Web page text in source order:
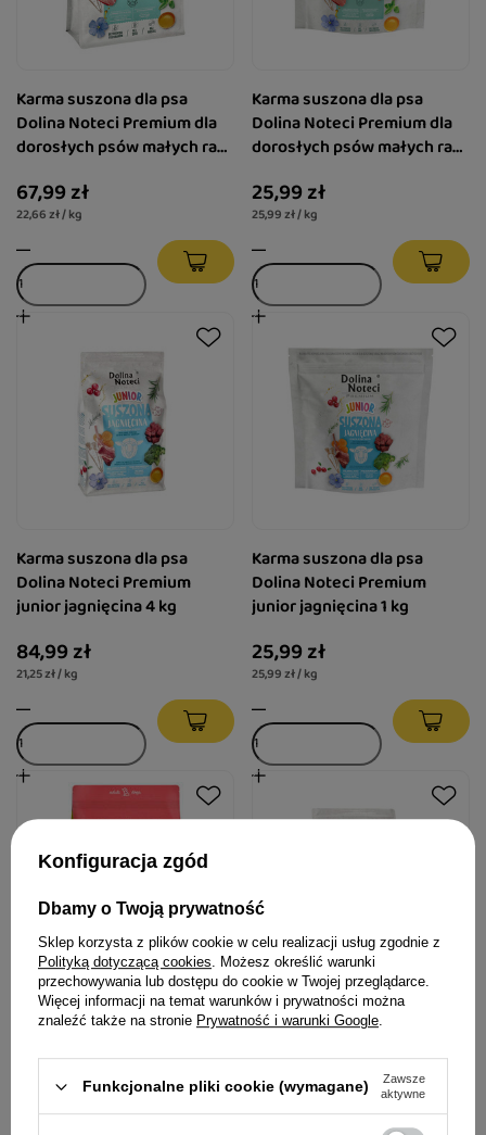
Karma suszona dla psa
Dolina Noteci Premium dla
dorosłych psów małych ras
67,99 zł
22,66 zł / kg
Karma suszona dla psa
Dolina Noteci Premium dla
dorosłych psów małych ras
25,99 zł
25,99 zł / kg
Karma suszona dla psa
Dolina Noteci Premium
junior jagnięcina 4 kg
84,99 zł
21,25 zł / kg
Karma suszona dla psa
Dolina Noteci Premium
junior jagnięcina 1 kg
25,99 zł
25,99 zł / kg
Dolina Noteci Superfood
suszona dla psa 5 kg
149,00 zł
Karma suszona dla psa
junior królik 4 kg
84,99 zł
Konfiguracja zgód
Dbamy o Twoją prywatność
Sklep korzysta z plików cookie w celu realizacji usług zgodnie z
Polityką dotyczącą cookies. Możesz określić warunki
przechowywania lub dostępu do cookie w Twojej przeglądarce.
Więcej informacji na temat warunków i prywatności można
znaleźć także na stronie Prywatność i warunki Google.
Funkcjonalne pliki cookie (wymagane)
Zawsze
aktywne